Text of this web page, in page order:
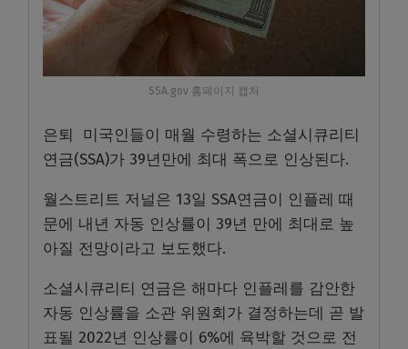
SSA.gov 홈페이지 캡처
은퇴 미국인들이 매월 수령하는 소셜시큐리티
연금(SSA)가 39년만에 최대 폭으로 인상된다.
월스트리트 저널은 13일 SSA연금이 인플레 때
문에 내년 자동 인상률이 39년 만에 최대로 높
아질 전망이라고 보도했다.
소셜시큐리티 연금은 해마다 인플레를 감안한
자동 인상률을 소관 위원회가 결정하는데 곧 발
표될 2022년 인상률이 6%에 육박할 것으로 전